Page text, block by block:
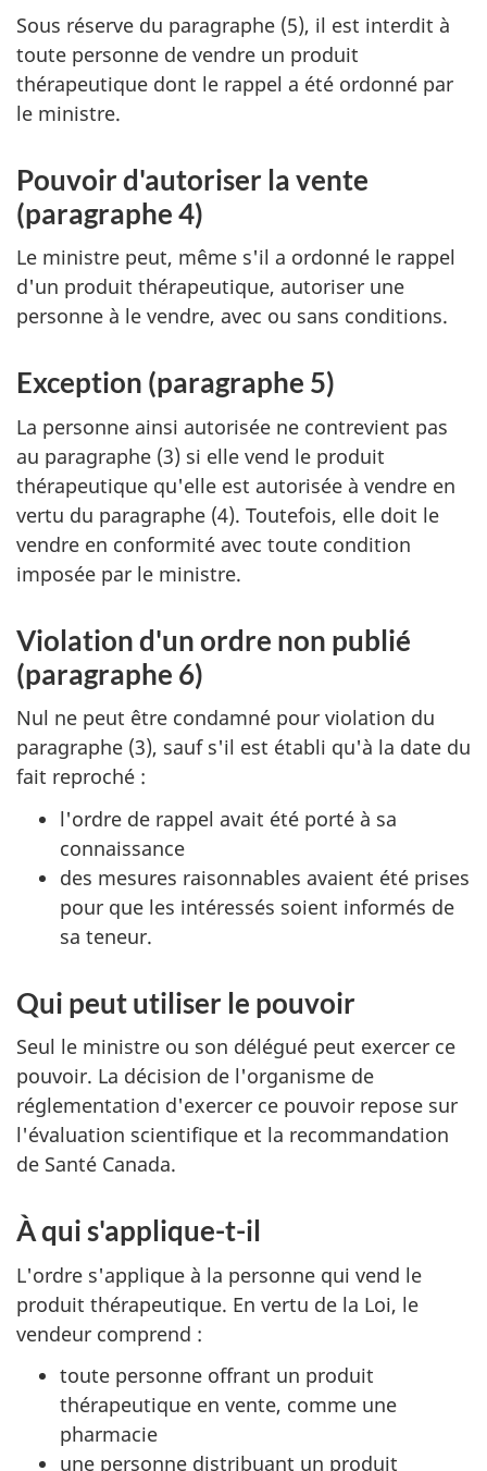
Sous réserve du paragraphe (5), il est interdit à
toute personne de vendre un produit
thérapeutique dont le rappel a été ordonné par
le ministre.
Pouvoir d'autoriser la vente
(paragraphe 4)
Le ministre peut, même s'il a ordonné le rappel
d'un produit thérapeutique, autoriser une
personne à le vendre, avec ou sans conditions.
Exception (paragraphe 5)
La personne ainsi autorisée ne contrevient pas
au paragraphe (3) si elle vend le produit
thérapeutique qu'elle est autorisée à vendre en
vertu du paragraphe (4). Toutefois, elle doit le
vendre en conformité avec toute condition
imposée par le ministre.
Violation d'un ordre non publié
(paragraphe 6)
Nul ne peut être condamné pour violation du
paragraphe (3), sauf s'il est établi qu'à la date du
fait reproché :
l'ordre de rappel avait été porté à sa
connaissance
des mesures raisonnables avaient été prises
pour que les intéressés soient informés de
sa teneur.
Qui peut utiliser le pouvoir
Seul le ministre ou son délégué peut exercer ce
pouvoir. La décision de l'organisme de
réglementation d'exercer ce pouvoir repose sur
l'évaluation scientifique et la recommandation
de Santé Canada.
À qui s'applique-t-il
L'ordre s'applique à la personne qui vend le
produit thérapeutique. En vertu de la Loi, le
vendeur comprend :
toute personne offrant un produit
thérapeutique en vente, comme une
pharmacie
une personne distribuant un produit